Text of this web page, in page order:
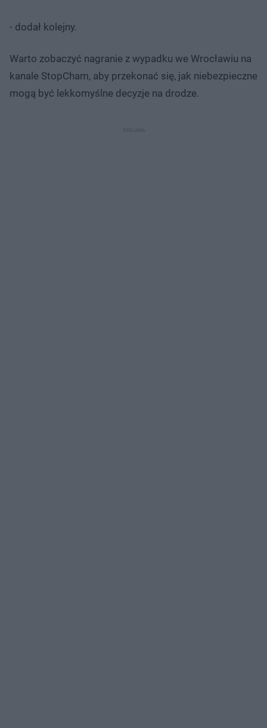
- dodał kolejny.
Warto zobaczyć nagranie z wypadku we Wrocławiu na
kanale StopCham, aby przekonać się, jak niebezpieczne
mogą być lekkomyślne decyzje na drodze.